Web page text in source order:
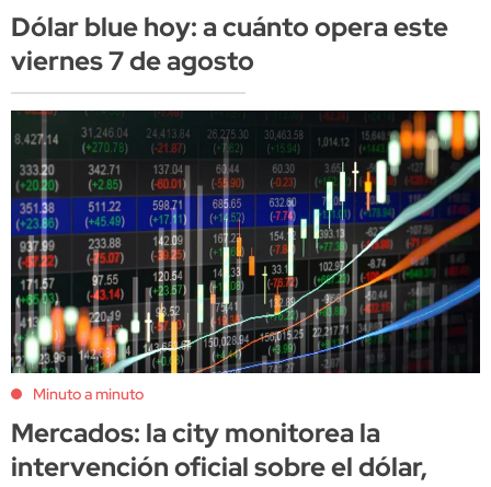
Dólar blue hoy: a cuánto opera este
viernes 7 de agosto
Minuto a minuto
Mercados: la city monitorea la
intervención oficial sobre el dólar,